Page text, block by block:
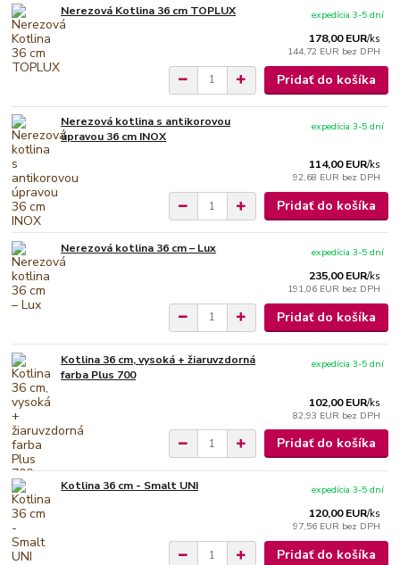
Nerezová Kotlina 36 cm TOPLUX
178,00 EUR/ks
144,72 EUR bez DPH
expedícia 3-5 dní
Pridať do košíka
Nerezová kotlina s antikorovou
úpravou 36 cm INOX
114,00 EUR/ks
92,68 EUR bez DPH
expedícia 3-5 dní
Pridať do košíka
Nerezová kotlina 36 cm – Lux
235,00 EUR/ks
191,06 EUR bez DPH
expedícia 3-5 dní
Pridať do košíka
Kotlina 36 cm, vysoká + žiaruvzdorná
farba Plus 700
102,00 EUR/ks
82,93 EUR bez DPH
expedícia 3-5 dní
Pridať do košíka
Kotlina 36 cm - Smalt UNI
120,00 EUR/ks
97,56 EUR bez DPH
expedícia 3-5 dní
Pridať do košíka